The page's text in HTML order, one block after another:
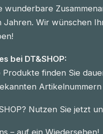
wunderbare
Jahren. Wir wünschen
bei DT&SHOP:
Produkte finden Sie
Nutzen Sie jetzt
– auf ein Wiedersehen!